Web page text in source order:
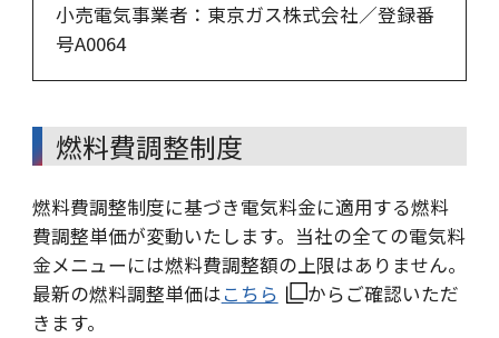
小売電気事業者：東京ガス株式会社／登録番
号A0064
燃料費調整制度
燃料費調整制度に基づき電気料金に適用する燃料
費調整単価が変動いたします。当社の全ての電気料
金メニューには燃料費調整額の上限はありません。
最新の燃料調整単価はこちら
からご確認いただ
きます。